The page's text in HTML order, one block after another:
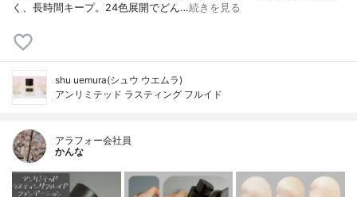
く、長時間キープ。24色展開でどん…続きを見る
shu uemura(シュウ ウエムラ)
アンリミテッド ラスティング フルイド
アラフォー会社員
かんな